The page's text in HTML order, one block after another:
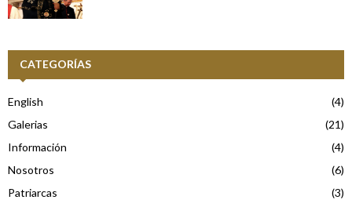
CATEGORÍAS
English
(4)
Galerias
(21)
Información
(4)
Nosotros
(6)
Patriarcas
(3)